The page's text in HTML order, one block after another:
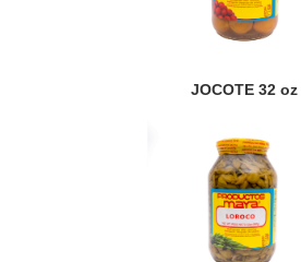
JOCOTE 32 oz